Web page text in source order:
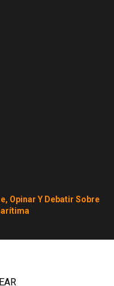
Opinar Y Debatir Sobre